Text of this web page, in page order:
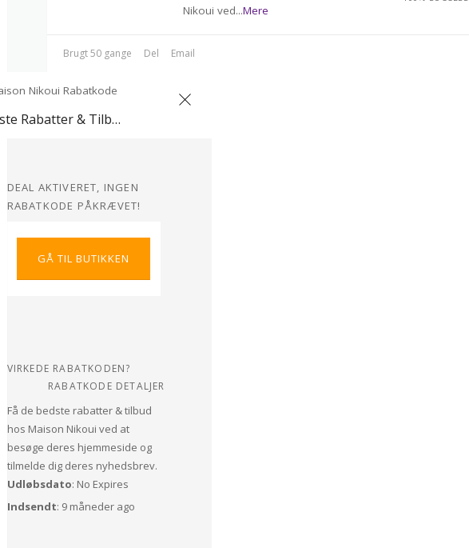
Nikoui ved...Mere
Brugt 50 gange Del Email
Bedste Rabatter & Tilbud hos Maison Nikoui
DEAL AKTIVERET, INGEN
RABATKODE PÅKRÆVET!
GÅ TIL BUTIKKEN
VIRKEDE RABATKODEN?
RABATKODE DETALJER
Få de bedste rabatter & tilbud
hos Maison Nikoui ved at
besøge deres hjemmeside og
tilmelde dig deres nyhedsbrev.
Udløbsdato: No Expires
Indsendt: 9 måneder ago